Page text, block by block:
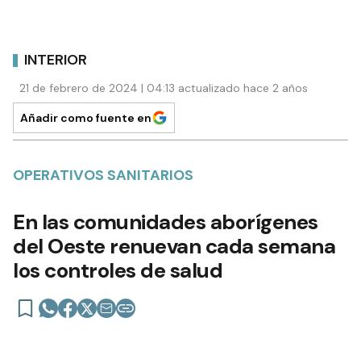
INTERIOR
21 de febrero de 2024 | 04:13 actualizado hace 2 años
Añadir como fuente en
OPERATIVOS SANITARIOS
En las comunidades aborígenes
del Oeste renuevan cada semana
los controles de salud